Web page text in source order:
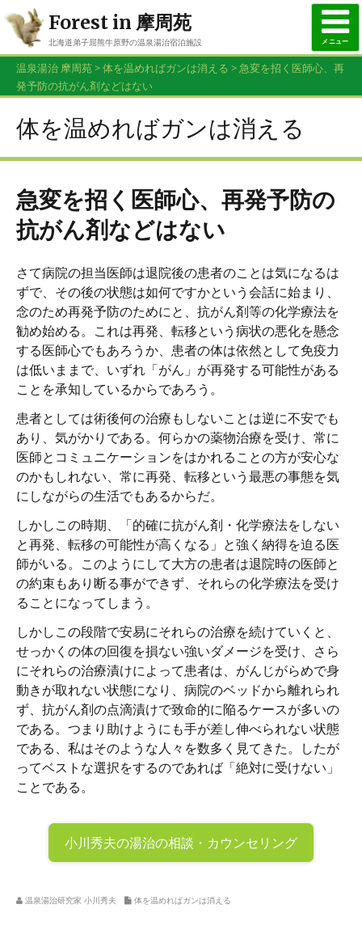
Forest in 摩周苑
北海道弟子屈熊牛原野の温泉湯治宿泊施設 メニュー
お問合せ・ご予約はお電話で 015-482-3926
温泉湯治 摩周苑>体を温めればガンは消える >急変を招く医師心、再
発予防の抗がん剤などはない
体を温めればガンは消える
急変を招く医師心、再発予防の
抗がん剤などはない
さて病院の担当医師は退院後の患者のことは気になるは
ずで、その後の状態は如何ですかという会話に始まり、
念のため再発予防のためにと、抗がん剤等の化学療法を
勧め始める。これは再発、転移という病状の悪化を懸念
する医師心でもあろうか、患者の体は依然として免疫力
は低いままで、いずれ「がん」が再発する可能性がある
ことを承知しているからであろう。
患者としては術後何の治療もしないことは逆に不安でも
あり、気がかりである。何らかの薬物治療を受け、常に
医師とコミュニケーションをはかれることの方が安心な
のかもしれない、常に再発、転移という最悪の事態を気
にしながらの生活でもあるからだ。
しかしこの時期、「的確に抗がん剤・化学療法をしない
と再発、転移の可能性が高くなる」と強く納得を迫る医
師がいる。このようにして大方の患者は退院時の医師と
の約束もあり断る事ができず、それらの化学療法を受け
ることになってしまう。
しかしこの段階で安易にそれらの治療を続けていくと、
せっかくの体の回復を損ない強いダメージを受け、さら
にそれらの治療漬けによって患者は、がんじがらめで身
動きが取れない状態になり、病院のベッドから離れられ
ず、抗がん剤の点滴漬けで致命的に陥るケースが多いの
である。つまり助けようにも手が差し伸べられない状態
である、私はそのような人々を数多く見てきた。したが
ってベストな選択をするのであれば「絶対に受けない」
ことである。
小川秀夫の湯治の相談・カウンセリング
温泉湯治研究家 小川秀夫 体を温めればガンは消える